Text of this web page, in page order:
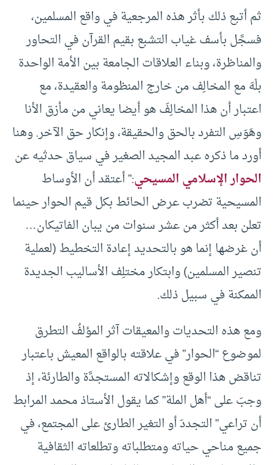
ثم أتبع ذلك بأثر هذه المرجعية في واقع المسلمين،
فسجَّل بأسف غياب التشبع بقيم القرآن في التحاور
والمناظرة، وبناء العلاقات الجامعة بين الأمة الواحدة
بلْهَ مع المخالِف من خارج المنظومة والعقيدة، مع
اعتبار أن هذا المخالِفَ هو أيضا يعاني من مأزق الأنا
وهَوَسِ التفرد بالحق والحقيقة، وإنكار حق الآخر. وهنا
أورد ما ذكره عبد المجيد الصغير في سياق حدثيه عن
الحوار الإسلامي المسيحي:” أعتقد أن الأوساط
المسيحية تضرب عرض الحائط بكل قيم الحوار حينما
تعلن بعد أكثر من عشر سنوات من يبان الفاتيكان…
أن غرضها إنما هو بالتحديد إعادة التخطيط (لعملية
تنصير المسلمين) وابتكار مختلِف الأساليب الجديدة
الممكنة في سبيل ذلك.
ومع هذه التحديات والمعيقات آثر المؤلفُ التطرق
لموضوع “الحوار” في علاقته بالواقع المعيش باعتبار
تناقض هذا الوقع وإشكالاته المستجدَّة والطارئة، إذ
وجبَ على “أهل الملة” كما يقول الأستاذ محمد المرابط
أن تراعي” التجددَ أو التغير الطارئ على المجتمع، في
جميع مناحي حياته ومتطلباته وتطلعاته الثقافية